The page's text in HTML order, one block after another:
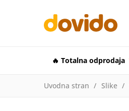
🔥 Totalna odprodaja
Uvodna stran Slike